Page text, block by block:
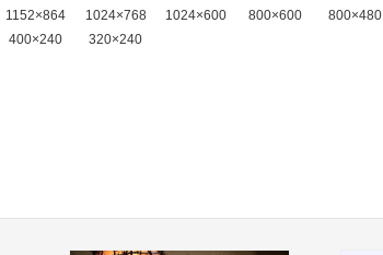
1152×864
1024×768 1024×600 800×600 800×480
400×240
320×240